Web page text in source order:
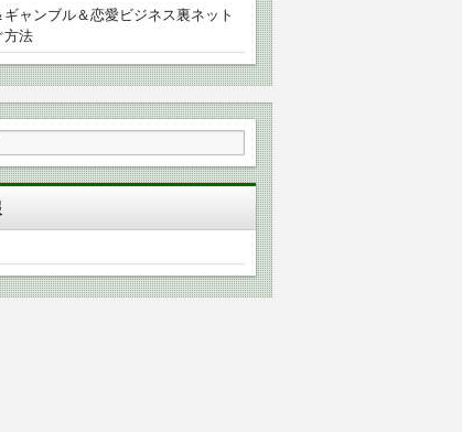
ギャンブル＆恋愛ビジネス裏ネット
方法